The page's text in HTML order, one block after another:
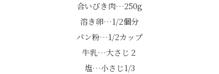
合いびき肉…250g
溶き卵…1/2個分
パン粉…1/2カップ
牛乳…大さじ２
塩…小さじ1/3